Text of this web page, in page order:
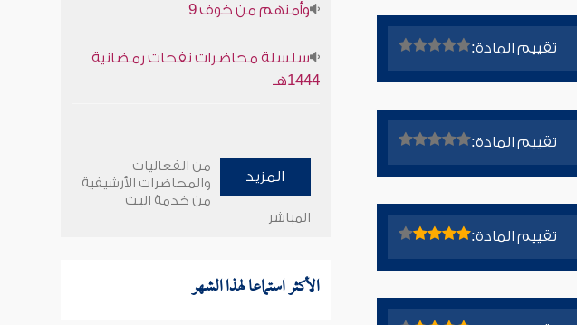
تقييم المادة:
تقييم المادة:
تقييم المادة:
وأمنهم من خوف 9
سلسلة محاضرات نفحات رمضانية
1444هـ
المزيد
من الفعاليات
والمحاضرات الأرشيفية
من خدمة البث
المباشر
الأكثر استماعا لهذا الشهر